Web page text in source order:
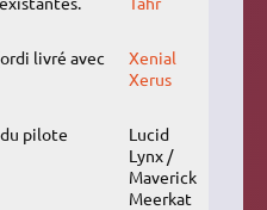
livré avec
Xenial
Xerus
pilote
Lucid
Lynx /
Maverick
Meerkat